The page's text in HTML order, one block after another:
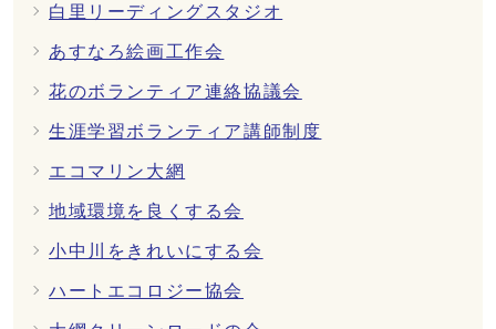
白里リーディングスタジオ
あすなろ絵画工作会
花のボランティア連絡協議会
生涯学習ボランティア講師制度
エコマリン大網
地域環境を良くする会
小中川をきれいにする会
ハートエコロジー協会